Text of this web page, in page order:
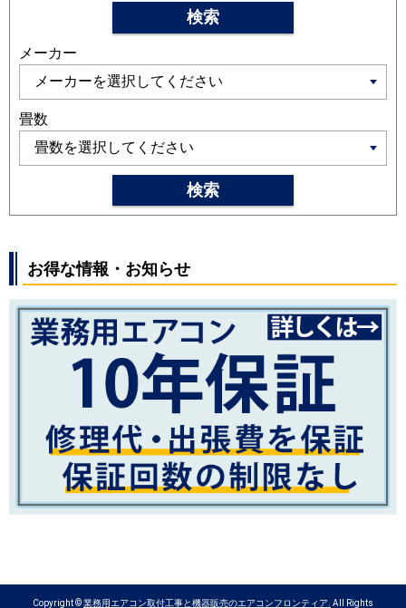
MJ25R RAS-V25R
RAS-XJ25R RAS-AJ25N
RAS-XJ25N
AJ25M RAS-V25M RAS-ZJ25M
三菱重工 SRK2525SK2
SRK2525T SRK2525R
SRK2524T
SRK2524S SRK2523T SRK2523R
SRK2522R
パナソニック CS-254DFL CS-254DJ CS-
254DGX
CS-254DEX
CS-254DHX
CS-252DJ
CS-252DFL CS-
252DGX
CS-252DEX CS-251DAX
CS-252DX CS-252DLX
検索
メーカー
畳数
検索
お得な情報・お知らせ
Copyright ©業務用エアコン取付工事と機器販売のエアコンフロンティア. All Rights